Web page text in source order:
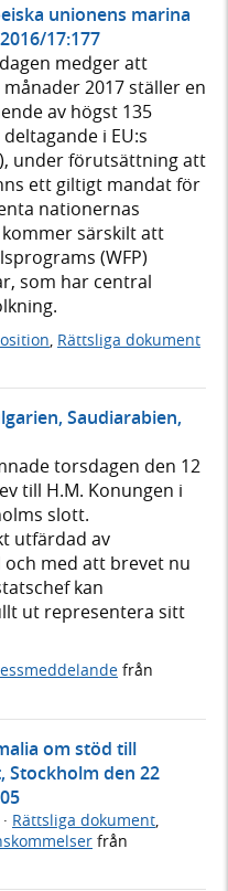
unionens marina
17:177
medger att
2017 ställer en
av högst 135
i EU:s
under förutsättning att
ett giltigt mandat för
nationernas
särskilt att
(WFP)
som har central
Rättsliga dokument
Saudiarabien,
torsdagen den 12
till H.M. Konungen i
slott.
utfärdad av
med att brevet nu
kan
ut representera sitt
från
om stöd till
den 22
· Rättsliga dokument,
från